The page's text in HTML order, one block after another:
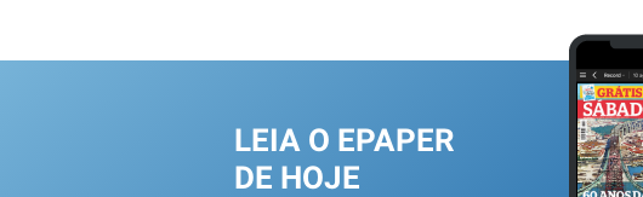
LEIA O EPAPER
DE HOJE